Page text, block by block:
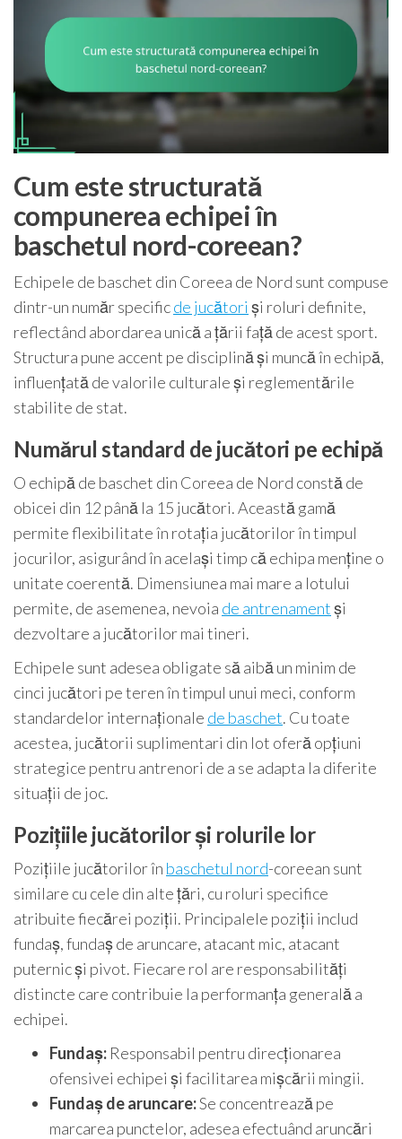
Cum este structurată
compunerea echipei în
baschetul nord-coreean?
Echipele de baschet din Coreea de Nord sunt compuse
dintr-un număr specificde jucători și roluri definite,
reflectând abordarea unică a țării față de acest sport.
Structura pune accent pe disciplină și muncă în echipă,
influențată de valorile culturale și reglementările
stabilite de stat.
Numărul standard de jucători pe echipă
O echipă de baschet din Coreea de Nord constă de
obicei din 12 până la 15 jucători. Această gamă
permite flexibilitate în rotația jucătorilor în timpul
jocurilor, asigurând în același timp că echipa menține o
unitate coerentă. Dimensiunea mai mare a lotului
permite, de asemenea, nevoia de antrenamentși
dezvoltare a jucătorilor mai tineri.
Echipele sunt adesea obligate să aibă un minim de
cinci jucători pe teren în timpul unui meci, conform
standardelor internaționale de baschet. Cu toate
acestea, jucătorii suplimentari din lot oferă opțiuni
strategice pentru antrenori de a se adapta la diferite
situații de joc.
Pozițiile jucătorilor și rolurile lor
Pozițiile jucătorilor în baschetul nord-coreean sunt
similare cu cele din alte țări, cu roluri specifice
atribuite fiecărei poziții. Principalele poziții includ
fundaș, fundaș de aruncare, atacant mic, atacant
puternic și pivot. Fiecare rol are responsabilități
distincte care contribuie la performanța generală a
echipei.
Fundaș: Responsabil pentru direcționarea
ofensivei echipei și facilitarea mișcării mingii.
Fundaș de aruncare:Se concentrează pe
marcarea punctelor, adesea efectuând aruncări